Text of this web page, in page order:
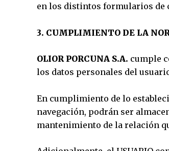
en los distintos formularios de
3. CUMPLIMIENTO DE LA
OLIOR PORCUNA S.A. cumple
los datos personales del
En cumplimiento de lo
navegación, podrán ser
mantenimiento de la relación